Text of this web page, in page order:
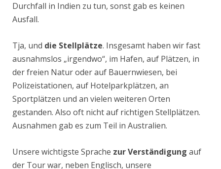
Durchfall in Indien zu tun, sonst gab es keinen
Ausfall.
Tja, und die Stellplätze. Insgesamt haben wir fast
ausnahmslos „irgendwo“, im Hafen, auf Plätzen, in
der freien Natur oder auf Bauernwiesen, bei
Polizeistationen, auf Hotelparkplätzen, an
Sportplätzen und an vielen weiteren Orten
gestanden. Also oft nicht auf richtigen Stellplätzen.
Ausnahmen gab es zum Teil in Australien.
Unsere wichtigste Sprache zur Verständigung auf
der Tour war, neben Englisch, unsere